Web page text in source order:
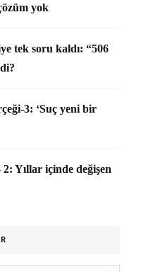
yok
tek soru kaldı: “506
3: ‘Suç yeni bir
Yıllar içinde değişen